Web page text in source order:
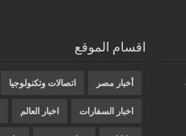
اقسام الموقع
أخبار مصر اتصالات وتكنولوجيا
اخبار السفارات اخبار العالم